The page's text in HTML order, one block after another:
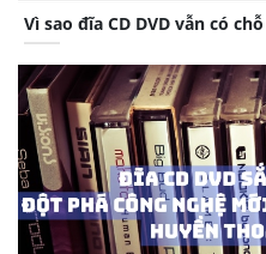
Vì sao đĩa CD DVD vẫn có